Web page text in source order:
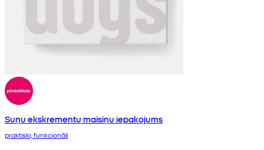
Suņu ekskrementu maisiņu iepakojums
praktiski, funkcionāli